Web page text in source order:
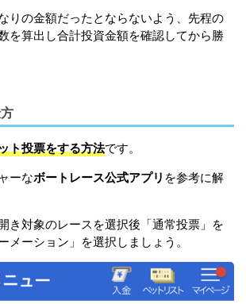
りの金額だったとならないよう、先程の
を算出し合計投資金額を確認してから勝
ト投票をする方法です。
ーなボートレース公式アプリ を参考に解
き対象のレースを選択後「通常投票」を
メーション」を選択しましょう。